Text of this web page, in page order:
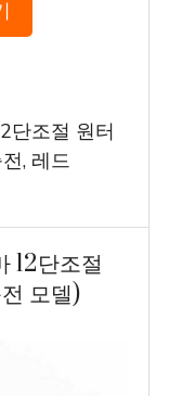
단조절 원터
, 레드
12단조절
모델)